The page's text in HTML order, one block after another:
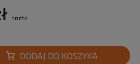
brutto
DODAJ DO KOSZYKA